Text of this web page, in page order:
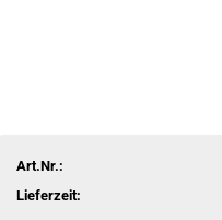
Art.Nr.:
Lieferzeit: